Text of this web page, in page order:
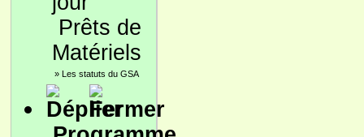
Prêts de
Matériels
» Les statuts du GSA